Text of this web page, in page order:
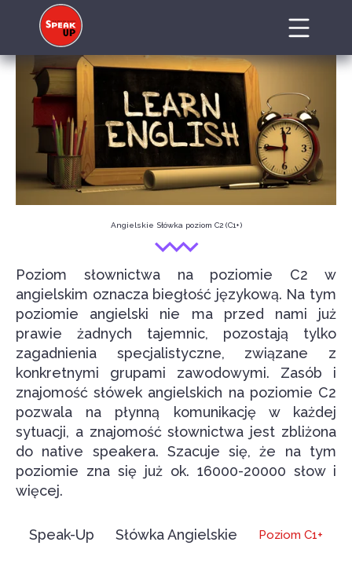
Angielskie Słówka poziom C2 (C1+)
Poziom słownictwa na poziomie C2 w
angielskim oznacza biegłość językową. Na tym
poziomie angielski nie ma przed nami już
prawie żadnych tajemnic, pozostają tylko
zagadnienia specjalistyczne, związane z
konkretnymi grupami zawodowymi. Zasób i
znajomość słówek angielskich na poziomie C2
pozwala na płynną komunikację w każdej
sytuacji, a znajomość słownictwa jest zbliżona
do native speakera. Szacuje się, że na tym
poziomie zna się już ok. 16000-20000 słow i
więcej.
Speak-Up Słówka Angielskie Poziom C1+